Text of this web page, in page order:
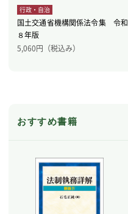
行政・自治
国土交通省機構関係法令集 令和
８年版
5,060円（税込み）
おすすめ書籍